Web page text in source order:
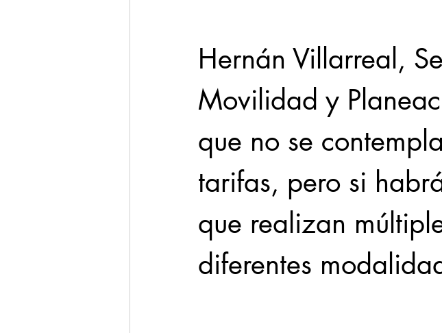
Hernán Villarreal,
Movilidad y
que no se
tarifas, pero si
que realizan
diferentes